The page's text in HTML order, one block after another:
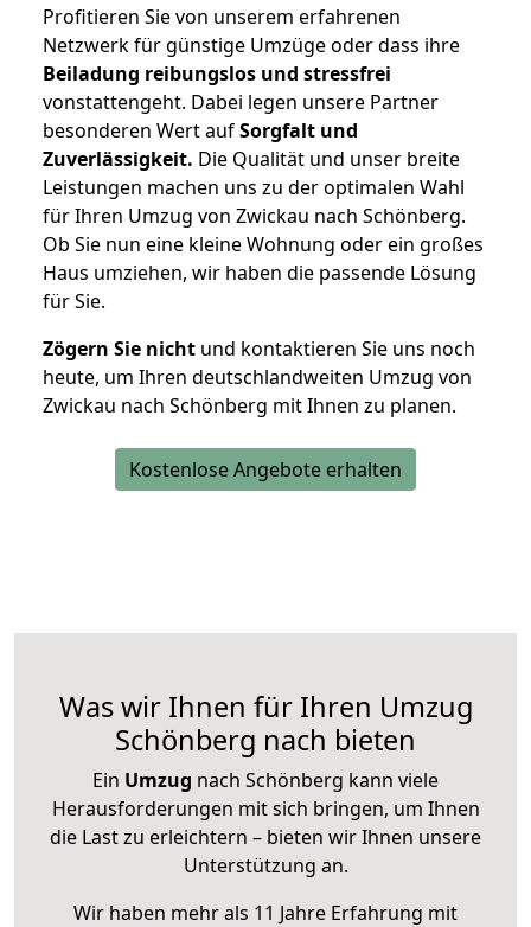
Profitieren Sie von unserem erfahrenen
Netzwerk für günstige Umzüge oder dass ihre
Beiladung reibungslos und stressfrei
vonstattengeht. Dabei legen unsere Partner
besonderen Wert aufSorgfalt und
Zuverlässigkeit. Die Qualität und unser breite
Leistungen machen uns zu der optimalen Wahl
für Ihren Umzug von Zwickau nach Schönberg.
Ob Sie nun eine kleine Wohnung oder ein großes
Haus umziehen, wir haben die passende Lösung
für Sie.
Zögern Sie nicht und kontaktieren Sie uns noch
heute, um Ihren deutschlandweiten Umzug von
Zwickau nach Schönberg mit Ihnen zu planen.
Kostenlose Angebote erhalten
Was wir Ihnen für Ihren Umzug
Schönberg nach bieten
Ein Umzug nach Schönberg kann viele
Herausforderungen mit sich bringen, um Ihnen
die Last zu erleichtern – bieten wir Ihnen unsere
Unterstützung an.
Wir haben mehr als 11 Jahre Erfahrung mit